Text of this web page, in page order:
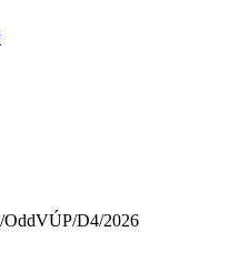
OddVÚP/D4/2026